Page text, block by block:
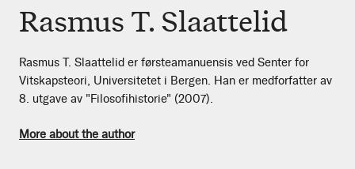
Rasmus T. Slaattelid
Rasmus T. Slaattelid er førsteamanuensis ved Senter for
Vitskapsteori, Universitetet i Bergen. Han er medforfatter av
8. utgave av "Filosofihistorie" (2007).
More about the author